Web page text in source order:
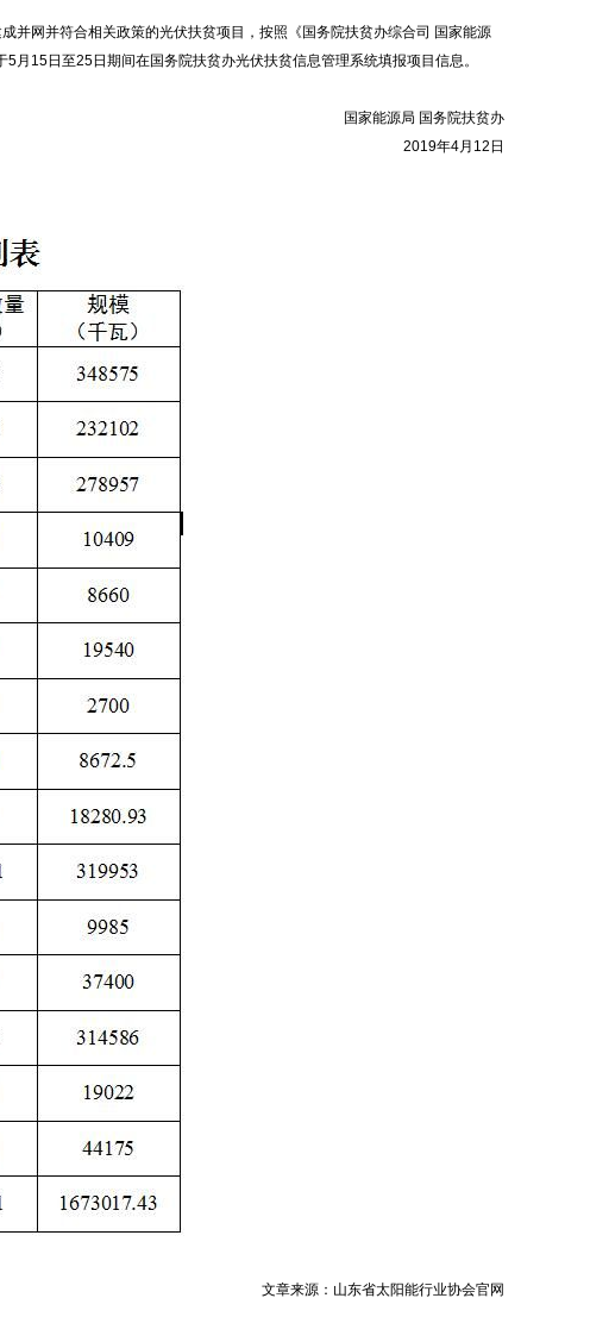
并网并符合相关政策的光伏扶贫项目，按照《国务院扶贫办综合司 国家能源
15日至25日期间在国务院扶贫办光伏扶贫信息管理系统填报项目信息。
国家能源局 国务院扶贫办
2019年4月12日
文章来源：山东省太阳能行业协会官网